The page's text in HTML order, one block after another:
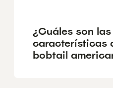
¿Cuáles son las
características
bobtail